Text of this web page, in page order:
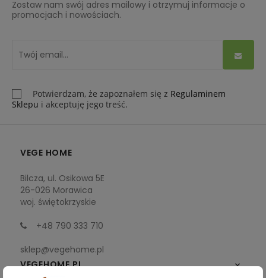
Zostaw nam swój adres mailowy i otrzymuj informacje o
promocjach i nowościach.
Potwierdzam, że zapoznałem się z Regulaminem
Sklepu i akceptuję jego treść.
VEGE HOME
Bilcza, ul. Osikowa 5E
26-026 Morawica
woj. świętokrzyskie
+48 790 333 710
sklep@vegehome.pl
VEGEHOME.PL
